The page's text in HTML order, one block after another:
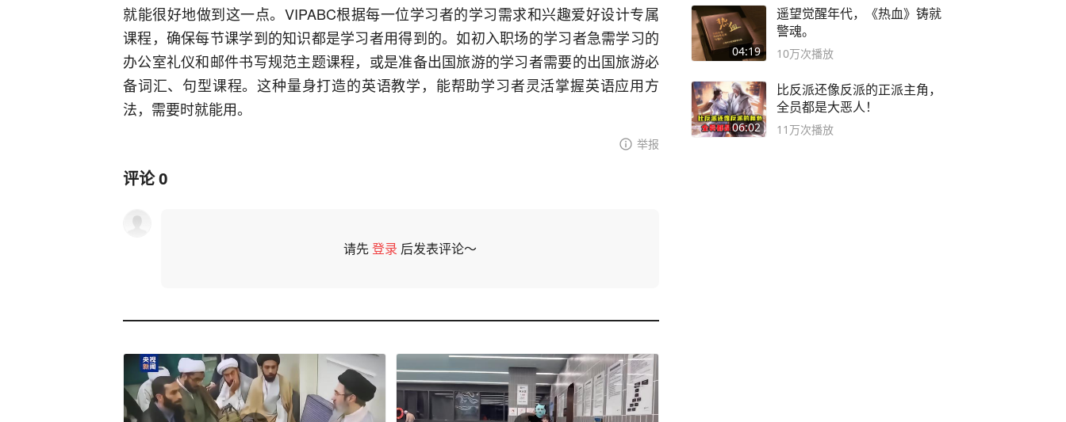
就能很好地做到这一点。VIPABC根据每一位学习者的学习需求和兴趣爱好设计专属
课程，确保每节课学到的知识都是学习者用得到的。如初入职场的学习者急需学习的
办公室礼仪和邮件书写规范主题课程，或是准备出国旅游的学习者需要的出国旅游必
备词汇、句型课程。这种量身打造的英语教学，能帮助学习者灵活掌握英语应用方
法，需要时就能用。
举报
评论0
请先登录 后发表评论～
04:19
遥望觉醒年代，《热血》铸就
警魂。
10万次播放
06:02
比反派还像反派的正派主角，
全员都是大恶人！
11万次播放